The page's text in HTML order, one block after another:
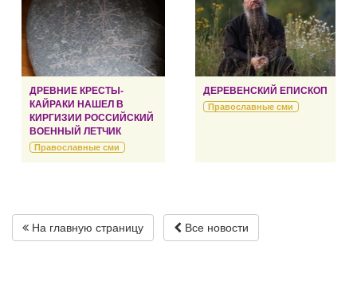
ДРЕВНИЕ КРЕСТЫ-
КАЙРАКИ НАШЕЛ В
КИРГИЗИИ РОССИЙСКИЙ
ВОЕННЫЙ ЛЕТЧИК
Православные сми
ДЕРЕВЕНСКИЙ ЕПИСКОП
Православные сми
На главную страницу Все новости